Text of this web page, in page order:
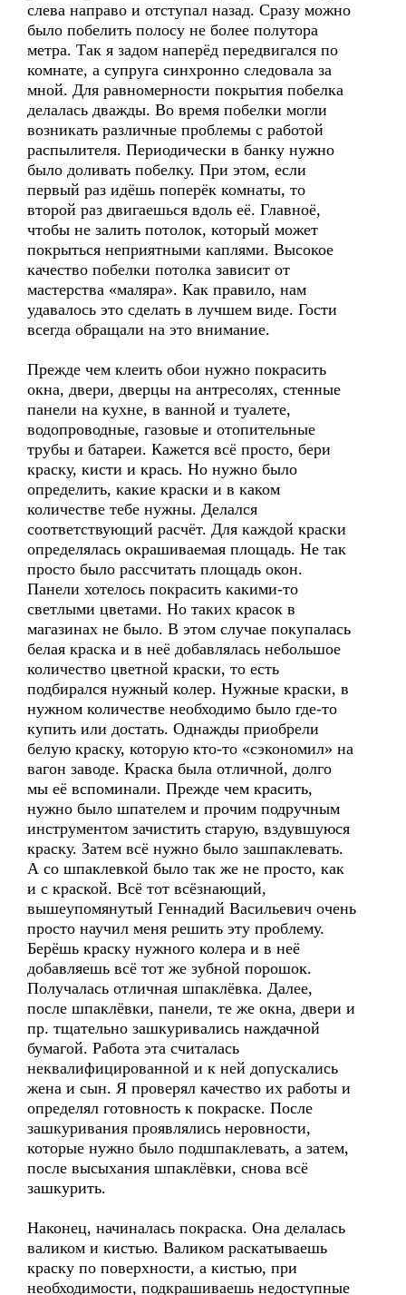
слева направо и отступал назад. Сразу можно
было побелить полосу не более полутора
метра. Так я задом наперёд передвигался по
комнате, а супруга синхронно следовала за
мной. Для равномерности покрытия побелка
делалась дважды. Во время побелки могли
возникать различные проблемы с работой
распылителя. Периодически в банку нужно
было доливать побелку. При этом, если
первый раз идёшь поперёк комнаты, то
второй раз двигаешься вдоль её. Главноё,
чтобы не залить потолок, который может
покрыться неприятными каплями. Высокое
качество побелки потолка зависит от
мастерства «маляра». Как правило, нам
удавалось это сделать в лучшем виде. Гости
всегда обращали на это внимание.
Прежде чем клеить обои нужно покрасить
окна, двери, дверцы на антресолях, стенные
панели на кухне, в ванной и туалете,
водопроводные, газовые и отопительные
трубы и батареи. Кажется всё просто, бери
краску, кисти и крась. Но нужно было
определить, какие краски и в каком
количестве тебе нужны. Делался
соответствующий расчёт. Для каждой краски
определялась окрашиваемая площадь. Не так
просто было рассчитать площадь окон.
Панели хотелось покрасить какими-то
светлыми цветами. Но таких красок в
магазинах не было. В этом случае покупалась
белая краска и в неё добавлялась небольшое
количество цветной краски, то есть
подбирался нужный колер. Нужные краски, в
нужном количестве необходимо было где-то
купить или достать. Однажды приобрели
белую краску, которую кто-то «сэкономил» на
вагон заводе. Краска была отличной, долго
мы её вспоминали. Прежде чем красить,
нужно было шпателем и прочим подручным
инструментом зачистить старую, вздувшуюся
краску. Затем всё нужно было зашпаклевать.
А со шпаклевкой было так же не просто, как
и с краской. Всё тот всёзнающий,
вышеупомянутый Геннадий Васильевич очень
просто научил меня решить эту проблему.
Берёшь краску нужного колера и в неё
добавляешь всё тот же зубной порошок.
Получалась отличная шпаклёвка. Далее,
после шпаклёвки, панели, те же окна, двери и
пр. тщательно зашкуривались наждачной
бумагой. Работа эта считалась
неквалифицированной и к ней допускались
жена и сын. Я проверял качество их работы и
определял готовность к покраске. После
зашкуривания проявлялись неровности,
которые нужно было подшпаклевать, а затем,
после высыхания шпаклёвки, снова всё
зашкурить.
Наконец, начиналась покраска. Она делалась
валиком и кистью. Валиком раскатываешь
краску по поверхности, а кистью, при
необходимости, подкрашиваешь недоступные